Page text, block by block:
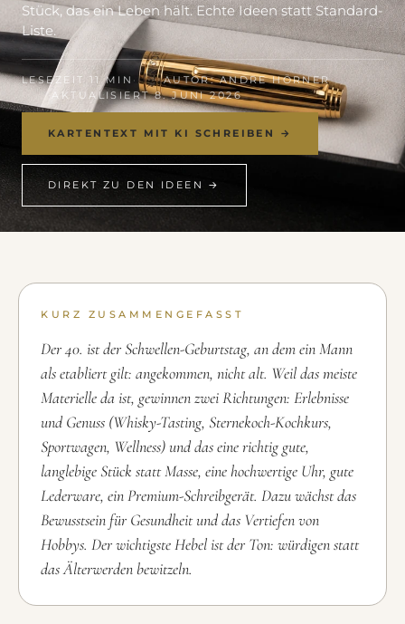
Stück, das ein Leben hält. Echte Ideen statt Standard-
Liste.
LESEZEIT 11 MIN
AUTOR: ANDRE HÖRNER
AKTUALISIERT 8. JUNI 2026
KARTENTEXT MIT KI SCHREIBEN →
DIREKT ZU DEN IDEEN →
KURZ ZUSAMMENGEFASST
Der 40. ist der Schwellen-Geburtstag, an dem ein Mann
als etabliert gilt: angekommen, nicht alt. Weil das meiste
Materielle da ist, gewinnen zwei Richtungen: Erlebnisse
und Genuss (Whisky-Tasting, Sternekoch-Kochkurs,
Sportwagen, Wellness) und das eine richtig gute,
langlebige Stück statt Masse, eine hochwertige Uhr, gute
Lederware, ein Premium-Schreibgerät. Dazu wächst das
Bewusstsein für Gesundheit und das Vertiefen von
Hobbys. Der wichtigste Hebel ist der Ton: würdigen statt
das Älterwerden bewitzeln.